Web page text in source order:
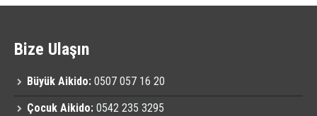
Bize Ulaşın
Büyük Aikido: 0507 057 16 20
Çocuk Aikido: 0542 235 3295